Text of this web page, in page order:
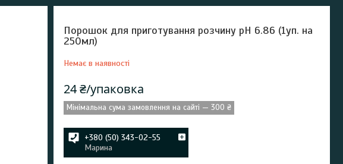
Порошок для приготування розчину рН 6.86 (1уп. на
250мл)
Немає в наявності
24 ₴/упаковка
Мінімальна сума замовлення на сайті — 300 ₴
+380 (50) 343-02-55
Марина